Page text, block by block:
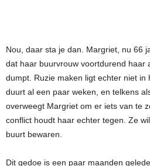
Nou, daar sta je dan. Margriet, nu 66
dat haar buurvrouw voortdurend haar
dumpt. Ruzie maken ligt echter niet in
duurt al een paar weken, en telkens
overweegt Margriet om er iets van te
conflict houdt haar echter tegen. Ze
buurt bewaren.
Dit gedoe is een paar maanden